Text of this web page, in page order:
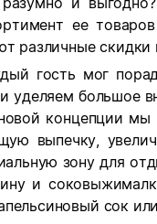
ее
различные скидки
гость мог
уделяем большое
концепции мы
выпечку,
зону для
и
сок